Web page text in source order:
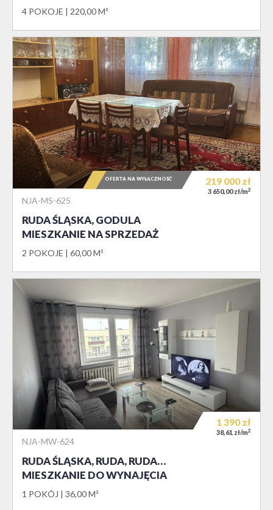
4 POKOJE 220,00 M²
NJA-MS-625
RUDA ŚLĄSKA, GODULA
MIESZKANIE NA SPRZEDAŻ
2 POKOJE 60,00 M²
219 000zł
3 650,00 zł/m2
OFERTA NA WYŁĄCZNOŚĆ
NJA-MW-624
RUDA ŚLĄSKA, RUDA, RUDA…
MIESZKANIE DO WYNAJĘCIA
1 POKÓJ 36,00 M²
1 390zł
38,61 zł/m2